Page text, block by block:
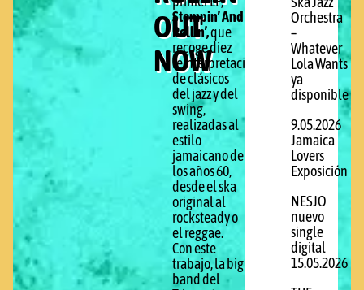
OUT
NOW
Stompin’ And
Rollin’,que
recoge diez
reinterpretaciones
de clásicos
del jazz y del
swing,
realizadas al
estilo
jamaicano de
los años 60,
desde el ska
original al
rocksteady o
el reggae.
Con este
trabajo, la big
band del
Orchestra
–
Whatever
Lola Wants
ya
disponible
9.05.2026
Jamaica
Lovers
Exposición
NESJO
nuevo
single
digital
15.05.2026